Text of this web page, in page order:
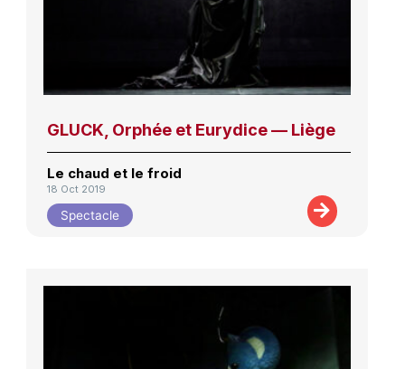
GLUCK, Orphée et Eurydice — Liège
Le chaud et le froid
18 Oct 2019
Spectacle